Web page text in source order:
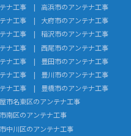
ナ工事
高浜市のアンテナ工事
ナ工事
大府市のアンテナ工事
ナ工事
稲沢市のアンテナ工事
ナ工事
西尾市のアンテナ工事
ナ工事
豊田市のアンテナ工事
ナ工事
豊川市のアンテナ工事
ナ工事
豊橋市のアンテナ工事
市名東区のアンテナ工事
南区のアンテナ工事
中川区のアンテナ工事